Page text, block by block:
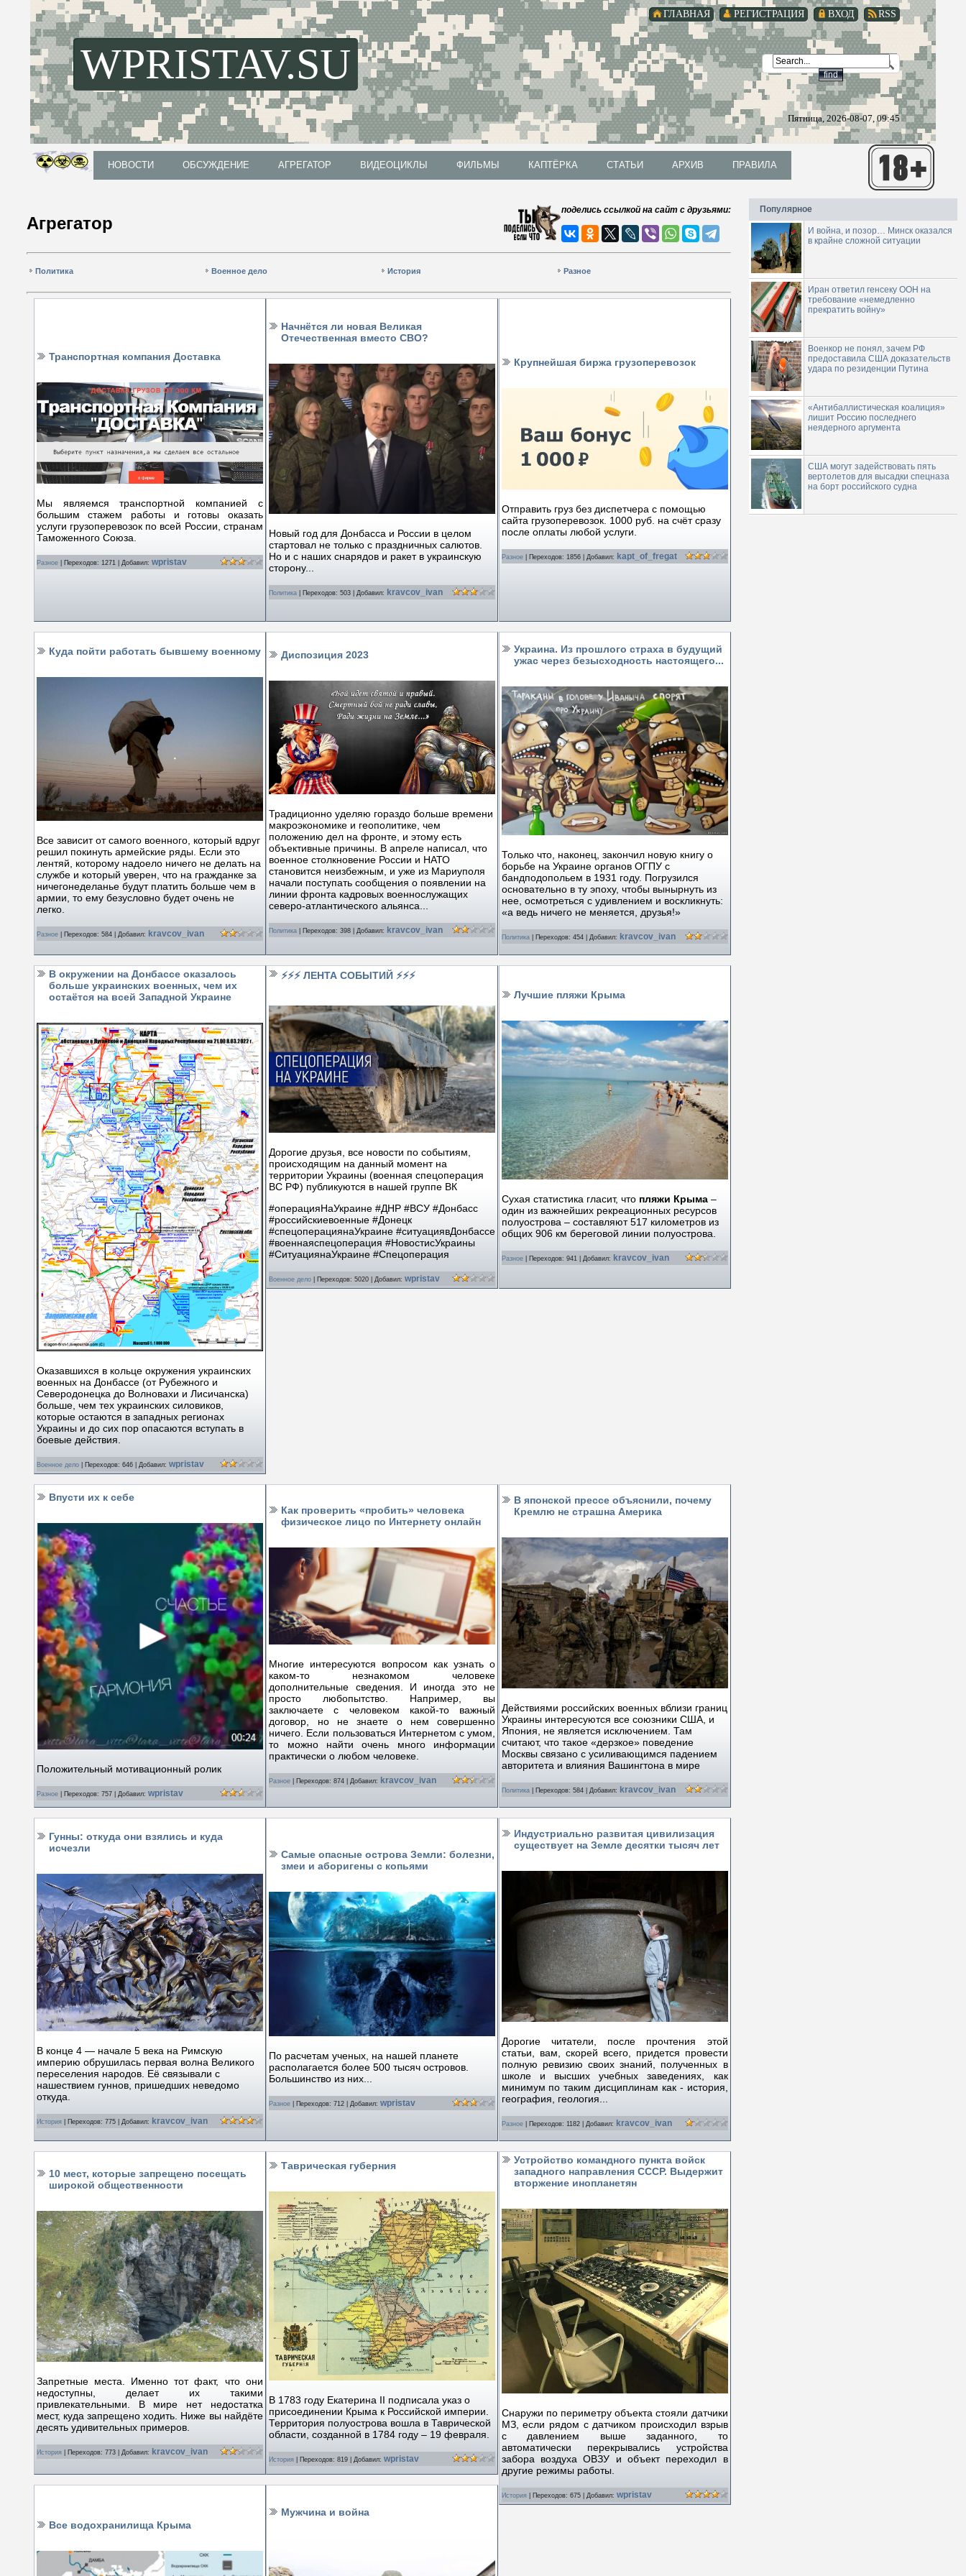
RSS
ВХОД
РЕГИСТРАЦИЯ
ГЛАВНАЯ
WPRISTAV.SU
Пятница, 2026-08-07, 09:45
НОВОСТИ ОБСУЖДЕНИЕ АГРЕГАТОР ВИДЕОЦИКЛЫ ФИЛЬМЫ КАПТЁРКА СТАТЬИ АРХИВ ПРАВИЛА
Агрегатор
поделись ссылкой на сайт с друзьями:
Политика Военное дело История Разное
Крупнейшая биржа грузоперевозок
Отправить груз без диспетчера с помощью
сайта грузоперевозок. 1000 руб. на счёт сразу
после оплаты любой услуги.
Разное| Переходов: 1856| Добавил: kapt_of_fregat
Начнётся ли новая Великая
Отечественная вместо СВО?
Новый год для Донбасса и России в целом
стартовал не только с праздничных салютов.
Но и с наших снарядов и ракет в украинскую
сторону...
Политика Переходов: 503 Добавил: kravcov_ivan
Транспортная компания Доставка
Мы являемся транспортной компанией с
большим стажем работы и готовы оказать
услуги грузоперевозок по всей России, странам
Таможенного Союза.
Разное| Переходов: 1271 Добавил: wpristav
Украина. Из прошлого страха в будущий
ужас через безысходность настоящего...
Только что, наконец, закончил новую книгу о
борьбе на Украине органов ОГПУ с
бандподопольем в 1931 году. Погрузился
основательно в ту эпоху, чтобы вынырнуть из
нее, осмотреться с удивлением и воскликнуть:
«а ведь ничего не меняется, друзья!»
Политика| Переходов: 454| Добавил: kravcov_ivan
Диспозиция 2023
Традиционно уделяю гораздо больше времени
макроэкономике и геополитике, чем
положению дел на фронте, и этому есть
объективные причины. В апреле написал, что
военное столкновение России и НАТО
становится неизбежным, и уже из Мариуполя
начали поступать сообщения о появлении на
линии фронта кадровых военнослужащих
северо-атлантического альянса...
Политика Переходов: 398 Добавил: kravcov_ivan
Куда пойти работать бывшему военному
Все зависит от самого военного, который вдруг
решил покинуть армейские ряды. Если это
лентяй, которому надоело ничего не делать на
службе и который уверен, что на гражданке за
ничегонеделанье будут платить больше чем в
армии, то ему безусловно будет очень не
легко.
Разное| Переходов: 584| Добавил: kravcov_ivan
Лучшие пляжи Крыма
Сухая статистика гласит, что пляжи Крыма–
один из важнейших рекреационных ресурсов
полуострова – составляют 517 километров из
общих 906 км береговой линии полуострова.
Разное| Переходов: 941| Добавил: kravcov_ivan
⚡⚡⚡ ЛЕНТА СОБЫТИЙ ⚡⚡⚡
Дорогие друзья, все новости по событиям,
происходящим на данный момент на
территории Украины (военная спецоперация
ВС РФ) публикуются в нашей группе ВК
#операцияНаУкраине #ДНР #ВСУ #Донбасс
#российскиевоенные #Донецк
#спецоперациянаУкраине #ситуациявДонбассе
#военнаяспецоперация #НовостисУкраины
#СитуациянаУкраине #Спецоперация
Военное дело Переходов: 5020 Добавил:wpristav
В окружении на Донбассе оказалось
больше украинских военных, чем их
остаётся на всей Западной Украине
Оказавшихся в кольце окружения украинских
военных на Донбассе (от Рубежного и
Северодонецка до Волновахи и Лисичанска)
больше, чем тех украинских силовиков,
которые остаются в западных регионах
Украины и до сих пор опасаются вступать в
боевые действия.
Военное дело| Переходов: 646| Добавил: wpristav
В японской прессе объяснили, почему
Кремлю не страшна Америка
Действиями российских военных вблизи границ
Украины интересуются все союзники США, и
Япония, не является исключением. Там
считают, что такое «дерзкое» поведение
Москвы связано с усиливающимся падением
авторитета и влияния Вашингтона в мире
Политика| Переходов: 584| Добавил: kravcov_ivan
Как проверить «пробить» человека
физическое лицо по Интернету онлайн
Многие интересуются вопросом как узнать о
каком-то незнакомом человеке
дополнительные сведения. И иногда это не
просто любопытство. Например, вы
заключаете с человеком какой-то важный
договор, но не знаете о нем совершенно
ничего. Если пользоваться Интернетом с умом,
то можно найти очень много информации
практически о любом человеке.
Разное Переходов: 874 Добавил: kravcov_ivan
Впусти их к себе
Положительный мотивационный ролик
Разное| Переходов: 757| Добавил: wpristav
Индустриально развитая цивилизация
существует на Земле десятки тысяч лет
Дорогие читатели, после прочтения этой
статьи, вам, скорей всего, придется провести
полную ревизию своих знаний, полученных в
школе и высших учебных заведениях, как
минимум по таким дисциплинам как - история,
география, геология...
Разное| Переходов: 1182| Добавил: kravcov_ivan
Самые опасные острова Земли: болезни,
змеи и аборигены с копьями
По расчетам ученых, на нашей планете
располагается более 500 тысяч островов.
Большинство из них...
Разное Переходов: 712 Добавил:wpristav
Гунны: откуда они взялись и куда
исчезли
В конце 4 — начале 5 века на Римскую
империю обрушилась первая волна Великого
переселения народов. Её связывали с
нашествием гуннов, пришедших неведомо
откуда.
История| Переходов: 775| Добавил: kravcov_ivan
Устройство командного пункта войск
западного направления СССР. Выдержит
вторжение инопланетян
Снаружи по периметру объекта стояли датчики
МЗ, если рядом с датчиком происходил взрыв
с давлением выше заданного, то
автоматически перекрывались устройства
забора воздуха ОВЗУ и объект переходил в
другие режимы работы.
История| Переходов: 675| Добавил: wpristav
Таврическая губерния
В 1783 году Екатерина II подписала указ о
присоединении Крыма к Российской империи.
Территория полуострова вошла в Таврической
области, созданной в 1784 году – 19 февраля.
История Переходов: 819 Добавил:wpristav
10 мест, которые запрещено посещать
широкой общественности
Запретные места. Именно тот факт, что они
недоступны, делает их такими
привлекательными. В мире нет недостатка
мест, куда запрещено ходить. Ниже вы найдёте
десять удивительных примеров.
История| Переходов: 773| Добавил: kravcov_ivan
Мужчина и война
Все водохранилища Крыма
Популярное
И война, и позор… Минск оказался
в крайне сложной ситуации
Иран ответил генсеку ООН на
требование «немедленно
прекратить войну»
Военкор не понял, зачем РФ
предоставила США доказательств
удара по резиденции Путина
«Антибаллистическая коалиция»
лишит Россию последнего
неядерного аргумента
США могут задействовать пять
вертолетов для высадки спецназа
на борт российского судна